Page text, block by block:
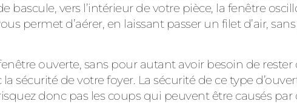
bascule, vers l’intérieur de votre pièce, la fenêtre
permet d’aérer, en laissant passer un filet d’air,
ouverte, sans pour autant avoir besoin de rester
sécurité de votre foyer. La sécurité de ce type
donc pas les coups qui peuvent être causés par